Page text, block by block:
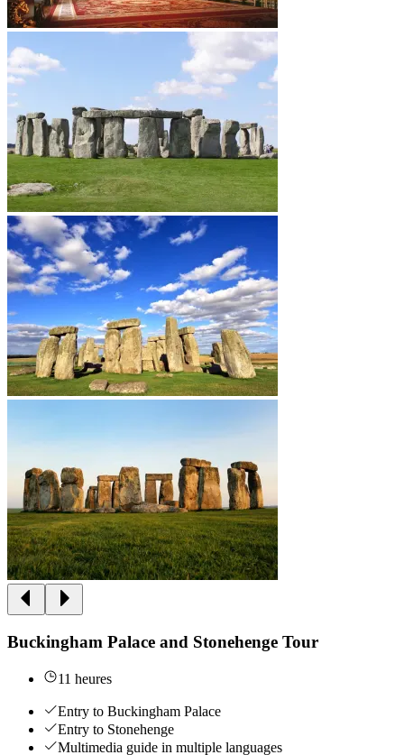
Buckingham Palace and Stonehenge Tour
11 heures
Entry to Buckingham Palace
Entry to Stonehenge
Multimedia guide in multiple languages